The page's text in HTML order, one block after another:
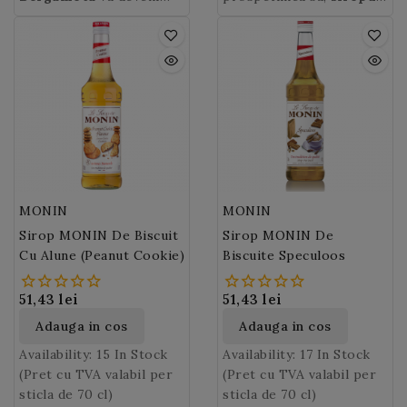
verde, sau un hibrid
aparut accidental dintr-
Bergamota
este cultivata in principal
in sudul Italiei, din
ajunge la maturitate.
Aroma sa acida si amara
fac din bergamota in
ultimii ani un ingredient
inconturnabil in bauturi
dumneavoastra datorita
intensitatii notelor
aromatice ale
bergamotei, pentru a
realiza cocktail-uri,
ceaiuri si limonade unice
si aromate!
visina de Barbados,
visina tropicala sau
cireasa portoricana
este de culoare rosie,
apropiata de cea a
cireselor, iar pulpa ei
este suculenta.
nota exotica
cocktailurilor populare
caipirinha sau daïquiri,
ice tea-urilor sau
limonadelor.
MONIN
Sirop MONIN De Biscuit
Cu Alune (Peanut Cookie)
51,43 lei
Adauga in cos
Availability: 15 In Stock
(Pret cu TVA valabil per
sticla de 70 cl)
MONIN
Sirop MONIN De
Biscuite Speculoos
51,43 lei
Adauga in cos
Availability: 17 In Stock
(Pret cu TVA valabil per
sticla de 70 cl)